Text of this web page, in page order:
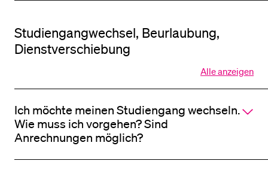
Studiengangwechsel, Beurlaubung,
Dienstverschiebung
Alle anzeigen
Sektionen
Ich möchte meinen Studiengang wechseln.
Wie muss ich vorgehen? Sind
Anrechnungen möglich?